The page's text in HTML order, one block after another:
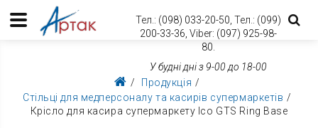
Тел.: (098) 033-20-50, Тел.: (099)
200-33-36, Viber: (097) 925-98-
80.
У будні дні з 9-00 до 18-00
Продукція
Стільці для медперсоналу та касирів супермаркетів
Крісло для касира супермаркету Ісо GTS Ring Base